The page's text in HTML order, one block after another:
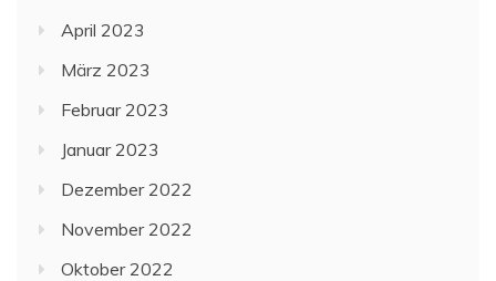
April 2023
März 2023
Februar 2023
Januar 2023
Dezember 2022
November 2022
Oktober 2022